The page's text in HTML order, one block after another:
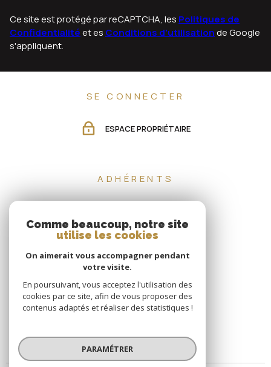
Ce site est protégé par reCAPTCHA, les Politiques de
Confidentialitéet es Conditions d'utilisationde Google
s'appliquent.
SE CONNECTER
ESPACE PROPRIÉTAIRE
ADHÉRENTS
Comme beaucoup, notre site
utilise les cookies
On aimerait vous accompagner pendant
votre visite.
En poursuivant, vous acceptez l'utilisation des
cookies par ce site, afin de vous proposer des
contenus adaptés et réaliser des statistiques !
PARAMÉTRER